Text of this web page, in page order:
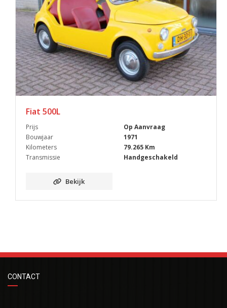
Fiat 500L
Prijs
Op Aanvraag
Bouwjaar
1971
Kilometers
79.265 Km
Transmissie
Handgeschakeld
Bekijk
CONTACT